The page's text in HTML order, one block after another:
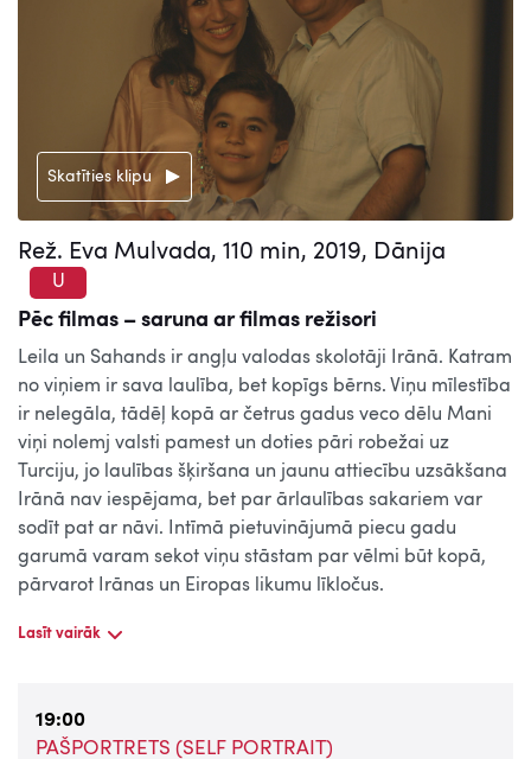
Skatīties klipu
Rež. Eva Mulvada, 110 min, 2019, Dānija
U
Pēc filmas – saruna ar filmas režisori
Leila un Sahands ir angļu valodas skolotāji Irānā. Katram
no viņiem ir sava laulība, bet kopīgs bērns. Viņu mīlestība
ir nelegāla, tādēļ kopā ar četrus gadus veco dēlu Mani
viņi nolemj valsti pamest un doties pāri robežai uz
Turciju, jo laulības šķiršana un jaunu attiecību uzsākšana
Irānā nav iespējama, bet par ārlaulības sakariem var
sodīt pat ar nāvi. Intīmā pietuvinājumā piecu gadu
garumā varam sekot viņu stāstam par vēlmi būt kopā,
pārvarot Irānas un Eiropas likumu līkločus.
Lasīt vairāk
19:00
PAŠPORTRETS (SELF PORTRAIT)